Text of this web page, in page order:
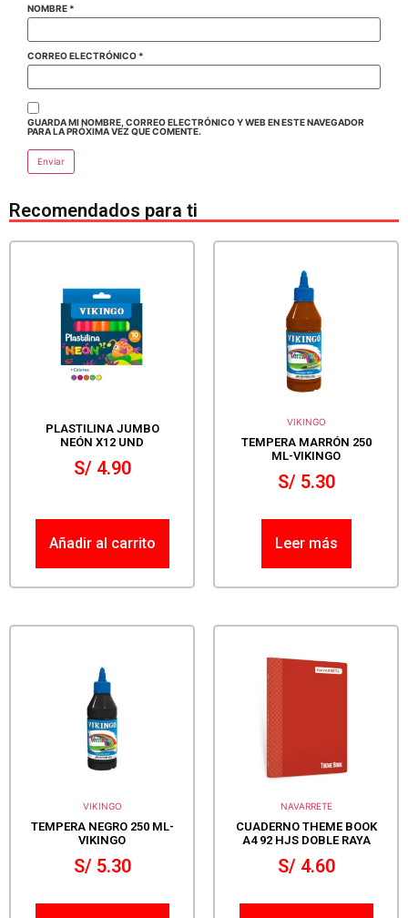
NOMBRE *
CORREO ELECTRÓNICO *
GUARDA MI NOMBRE, CORREO ELECTRÓNICO Y WEB EN ESTE NAVEGADOR
PARA LA PRÓXIMA VEZ QUE COMENTE.
Recomendados para ti
PLASTILINA JUMBO
NEÓN X12 UND
S/4.90
Añadir al carrito
VIKINGO
TEMPERA MARRÓN 250
ML-VIKINGO
S/5.30
Leer más
VIKINGO
TEMPERA NEGRO 250 ML-
VIKINGO
S/5.30
NAVARRETE
CUADERNO THEME BOOK
A4 92 HJS DOBLE RAYA
S/4.60